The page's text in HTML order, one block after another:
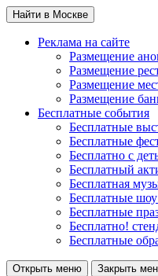
Найти в Москве
Реклама на сайте
Размещение
Размещение
Размещение
Размещение
Бесплатные события
Бесплатные
Бесплатные
Бесплатно с
Бесплатный
Бесплатная
Бесплатные
Бесплатные
Бесплатно!
Бесплатные
Открыть меню Закрыть